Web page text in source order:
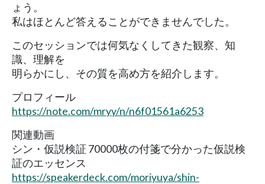
ょう。
私はほとんど答えることができませんでした。
このセッションでは何気なくしてきた観察、知
識、理解を
明らかにし、その質を高め方を紹介します。
プロフィール
https://note.com/mryy/n/n6f01561a6253
関連動画
シン・仮説検証 70000枚の付箋で分かった仮説検
証のエッセンス
https://speakerdeck.com/moriyuya/shin-